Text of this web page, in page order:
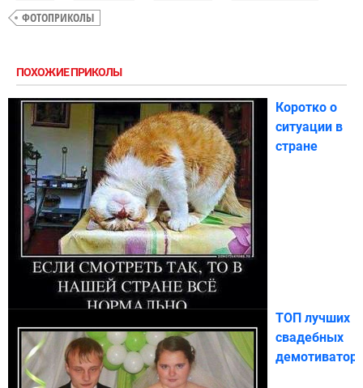
ФОТОПРИКОЛЫ
ПОХОЖИЕ ПРИКОЛЫ
Коротко о
ситуации в
стране
ТОП лучших
свадебных